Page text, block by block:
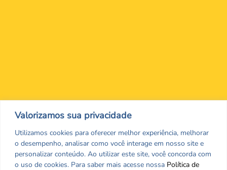
Valorizamos sua privacidade
Utilizamos cookies para oferecer melhor experiência, melhorar
o desempenho, analisar como você interage em nosso site e
personalizar conteúdo. Ao utilizar este site, você concorda com
o uso de cookies. Para saber mais acesse nossa Política de